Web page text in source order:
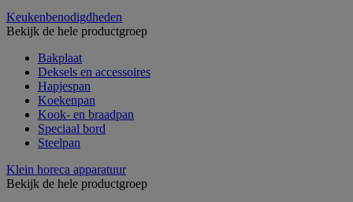
Keukenbenodigdheden
Bekijk de hele productgroep
Bakplaat
Deksels en accessoires
Hapjespan
Koekenpan
Kook- en braadpan
Speciaal bord
Steelpan
Klein horeca apparatuur
Bekijk de hele productgroep